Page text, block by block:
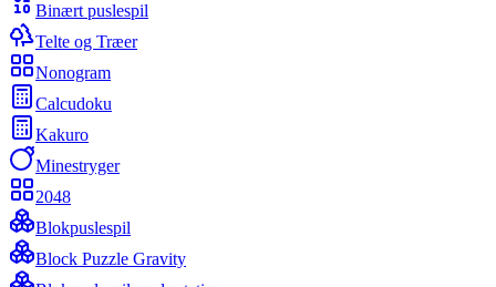
Binært puslespil
Telte og Træer
Nonogram
Calcudoku
Kakuro
Minestryger
2048
Blokpuslespil
Block Puzzle Gravity